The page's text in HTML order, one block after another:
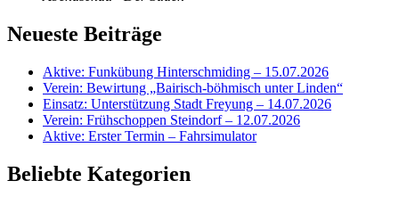
Neueste Beiträge
Aktive: Funkübung Hinterschmiding – 15.07.2026
Verein: Bewirtung „Bairisch-böhmisch unter Linden“
Einsatz: Unterstützung Stadt Freyung – 14.07.2026
Verein: Frühschoppen Steindorf – 12.07.2026
Aktive: Erster Termin – Fahrsimulator
Beliebte Kategorien